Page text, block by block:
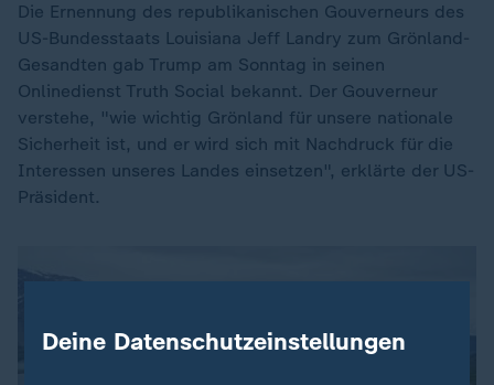
Die Ernennung des republikanischen Gouverneurs des
US-Bundesstaats Louisiana Jeff Landry zum Grönland-
Gesandten gab Trump am Sonntag in seinen
Onlinedienst Truth Social bekannt. Der Gouverneur
verstehe, "wie wichtig Grönland für unsere nationale
Sicherheit ist, und er wird sich mit Nachdruck für die
Interessen unseres Landes einsetzen", erklärte der US-
Präsident.
Deine Datenschutzeinstellungen